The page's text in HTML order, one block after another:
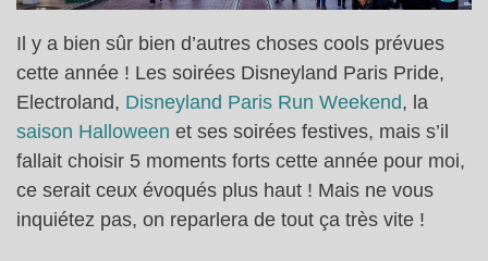
Il y a bien sûr bien d’autres choses cools prévues
cette année ! Les soirées Disneyland Paris Pride,
Electroland, Disneyland Paris Run Weekend, la
saison Halloween et ses soirées festives, mais s’il
fallait choisir 5 moments forts cette année pour moi,
ce serait ceux évoqués plus haut ! Mais ne vous
inquiétez pas, on reparlera de tout ça très vite !